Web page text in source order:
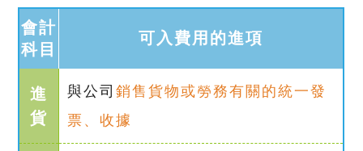
會計
科目
可入費用的進項
進
貨
與公司銷售貨物或勞務有關的統一發
票、收據